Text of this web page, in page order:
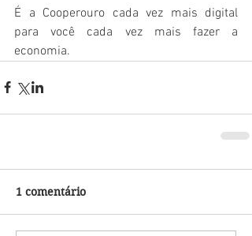
É a Cooperouro cada vez mais digital
para você cada vez mais fazer a
economia.
1 comentário